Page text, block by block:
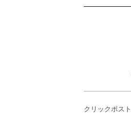
クリックポスト